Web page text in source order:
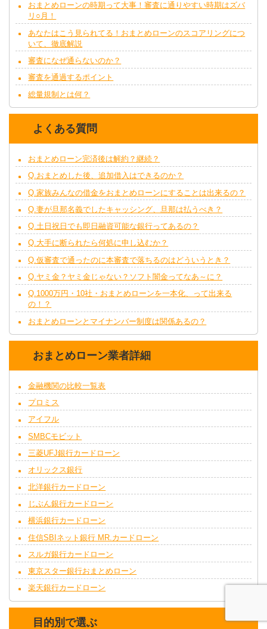
おまとめローンの時期って大事！審査に通りやすい時期はズバ
リ○月！
あなたはこう見られてる！おまとめローンのスコアリングにつ
いて、徹底解説
審査になぜ通らないのか？
審査を通過するポイント
総量規制とは何？
よくある質問
おまとめローン完済後は解約？継続？
Q.おまとめした後、追加借入はできるのか？
Q.家族みんなの借金をおまとめローンにすることは出来るの？
Q.妻が旦那名義でしたキャッシング、旦那は払うべき？
Q.土日祝日でも即日融資可能な銀行ってあるの？
Q.大手に断られたら何処に申し込むか？
Q.仮審査で通ったのに本審査で落ちるのはどういうとき？
Q.ヤミ金？ヤミ金じゃない？ソフト闇金ってなあ～に？
Q.1000万円・10社・おまとめローンを一本化、って出来る
の！？
おまとめローンとマイナンバー制度は関係あるの？
おまとめローン業者詳細
金融機関の比較一覧表
プロミス
アイフル
SMBCモビット
三菱UFJ銀行カードローン
オリックス銀行
北洋銀行カードローン
じぶん銀行カードローン
横浜銀行カードローン
住信SBIネット銀行 MR.カードローン
スルガ銀行カードローン
東京スター銀行おまとめローン
楽天銀行カードローン
目的別で選ぶ